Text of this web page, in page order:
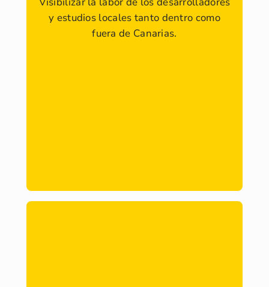
y estudios locales tanto dentro como
fuera de Canarias.